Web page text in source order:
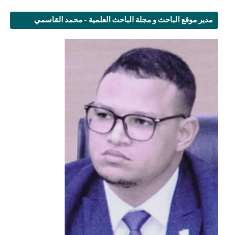
مدير موقع الباحث و مجلة الباحث العلمية - محمد القاسمي